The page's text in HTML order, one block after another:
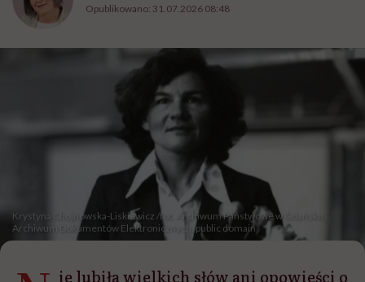
Opublikowano: 31.07.2026 08:48
Krystyna Chojnowska-Liskiewicz /fot. Archiwum Państwowe w Gdańsku,
Archiwum Dokumentów Elektronicznych, public domain
ie lubiła wielkich słów ani opowieści o